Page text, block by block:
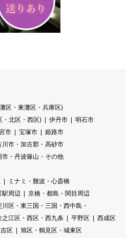
区・東灘区・兵庫区)
・北区・西区)
伊丹市
明石市
市 宝塚市
姫路市
川市・加古郡・高砂市
市・丹波篠山・その他
ミナミ・難波・心斎橋
駅周辺
京橋・都島・関目周辺
川区・東三国・三国・西中島・
江区・西区・西九条 平野区
西成区
区
旭区・鶴見区・城東区